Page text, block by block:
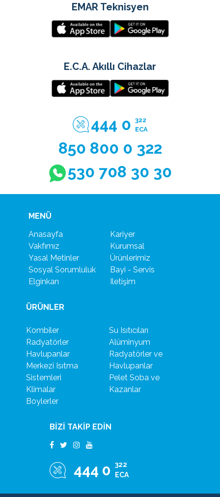
EMAR Teknisyen
E.C.A. Akıllı Cihazlar
444 0 322
ECA
850 800 0 322
530 708 30 30
MENÜ
Anasayfa
Vakfımız
Yasal Metinler
Sosyal Sorumluluk
Elginkan
Kariyer
Kurumsal
Ürünlerimiz
Bayi - Servis
Iletişim
ÜRÜNLER
Kombiler
Radyatörler
Havlupanlar
Merkezi Isıtma
Sistemleri
Klimalar
Boylerler
Su Isıtıcıları
Alüminyum
Radyatörler ve
Havlupanlar
Pelet Soba ve
Kazanlar
BİZİ TAKİP EDİN
444 0
322
ECA